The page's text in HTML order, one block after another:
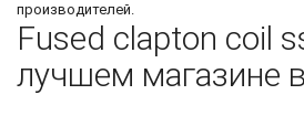
производителей.
Fused clapton coil
лучшем магазине